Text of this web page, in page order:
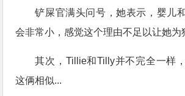
铲屎官满头问号，她表示，婴儿
会非常小，感觉这个理由不足以让她为
其次，Tillie和Tilly并不完全一样
这俩相似...